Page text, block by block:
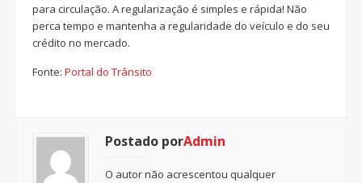
para circulação. A regularização é simples e rápida! Não
perca tempo e mantenha a regularidade do veículo e do seu
crédito no mercado.
Fonte: Portal do Trânsito
Postado porAdmin
O autor não acrescentou qualquer